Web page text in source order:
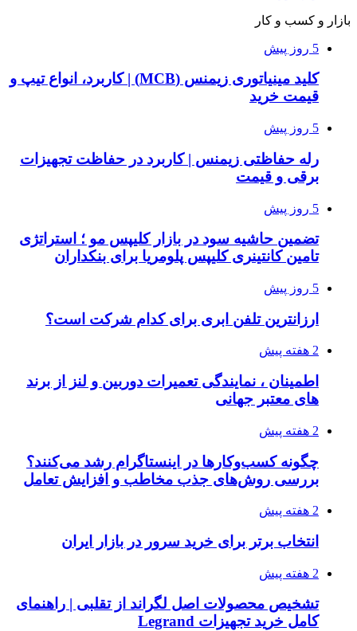
بازار و کسب و کار
5 روز پیش
کلید مینیاتوری زیمنس (MCB) | کاربرد، انواع تیپ و
قیمت خرید
5 روز پیش
رله حفاظتی زیمنس | کاربرد در حفاظت تجهیزات
برقی و قیمت
5 روز پیش
تضمین حاشیه سود در بازار کلیپس مو ؛ استراتژی
تامین کانتینری کلیپس پلومریا برای بنکداران
5 روز پیش
ارزانترین تلفن ابری برای کدام شرکت است؟
2 هفته پیش
اطمینان ، نمایندگی تعمیرات دوربین و لنز از برند
های معتبر جهانی
2 هفته پیش
چگونه کسب‌وکارها در اینستاگرام رشد می‌کنند؟
بررسی روش‌های جذب مخاطب و افزایش تعامل
2 هفته پیش
انتخاب برتر برای خرید سرور در بازار ایران
2 هفته پیش
تشخیص محصولات اصل لگراند از تقلبی | راهنمای
کامل خرید تجهیزات Legrand